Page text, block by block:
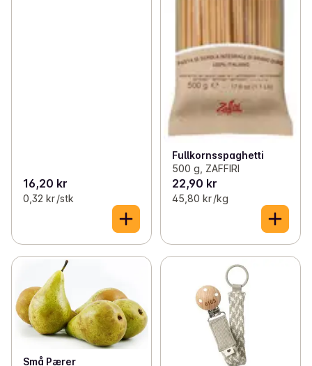
16,20 kr
0,32 kr /stk
Fullkornsspaghetti
500 g, ZAFFIRI
22,90 kr
45,80 kr /kg
Små Pærer